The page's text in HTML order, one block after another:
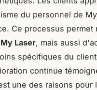
du personnel de
Ce processus
Laser, mais aussi
spécifiques du
continue
une des raisons